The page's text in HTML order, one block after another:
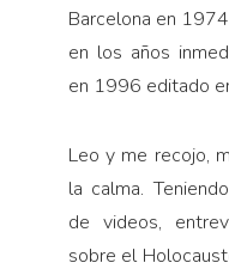
Barcelona en
en los años
en 1996 editado
Leo y me recojo,
la calma.
de videos,
sobre el